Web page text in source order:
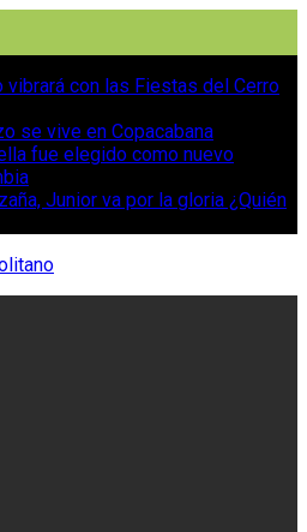
vibrará con las Fiestas del Cerro
se vive en Copacabana
fue elegido como nuevo
Junior va por la gloria ¿Quién